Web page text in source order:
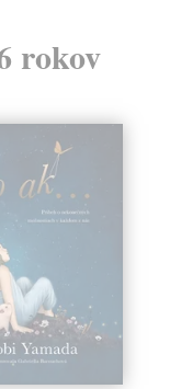
rokov